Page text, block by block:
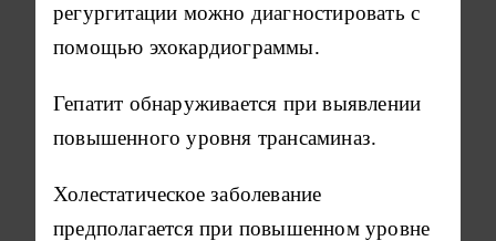
регургитации можно диагностировать с
помощью эхокардиограммы.
Гепатит обнаруживается при выявлении
повышенного уровня трансаминаз.
Холестатическое заболевание
предполагается при повышенном уровне